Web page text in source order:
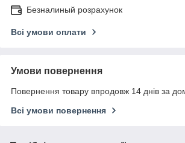
Безналиный розрахунок
Всі умови оплати
Умови повернення
Повернення товару впродовж 14 днів за
Всі умови повернення